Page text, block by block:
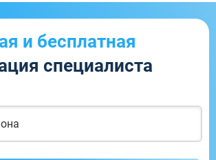
и бесплатная
специалиста